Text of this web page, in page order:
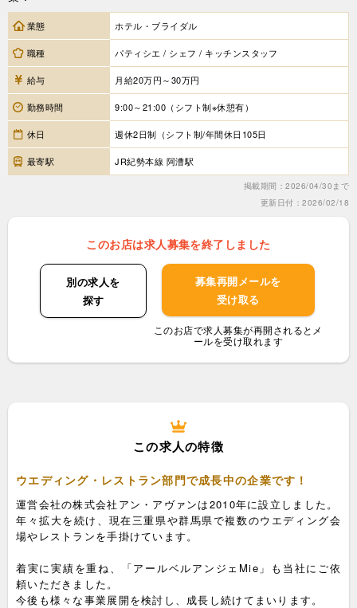
業態 ホテル・ブライダル
職種 パティシエ / シェフ / キッチンスタッフ
給与 月給20万円～30万円
勤務時間 9:00～21:00（シフト制※休憩有）
休日 週休2日制（シフト制/年間休日105日
最寄駅 JR紀勢本線 阿漕駅
掲載期間：2026/04/30まで
更新日付：2026/02/18
このお店は求人募集を終了しました
別の求人を
探す
募集再開メールを
受け取る
このお店で求人募集が再開されるとメ
ールを受け取れます
この求人の特徴
ウエディング・レストラン部門で成長中の企業です！
運営会社の株式会社アン・アヴァンは2010年に設立しました。
年々拡大を続け、現在三重県や群馬県で複数のウエディング会
場やレストランを手掛けています。
着実に実績を重ね、「アールベルアンジェMie」も当社にご依
頼いただきました。
今後も様々な事業展開を検討し、成長し続けてまいります。